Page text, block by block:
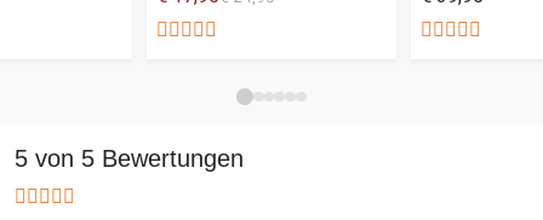
und Geburtsdatum graviert! Ein tolles Geburtstagsgeschenk
5 von 5 Bewertungen